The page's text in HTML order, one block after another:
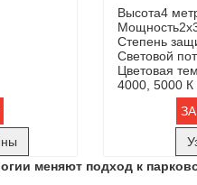
Высота4
Мощность
Степень
Световой
Цветовая
4000, 5000 К
меняют подход к